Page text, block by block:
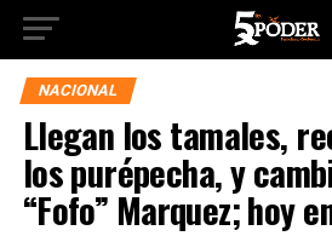
NACIONAL
Llegan los tamales,
los purépecha, y
“Fofo” Marquez; hoy